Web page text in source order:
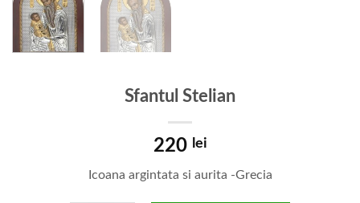
Sfantul Stelian
220 lei
Icoana argintata si aurita -Grecia